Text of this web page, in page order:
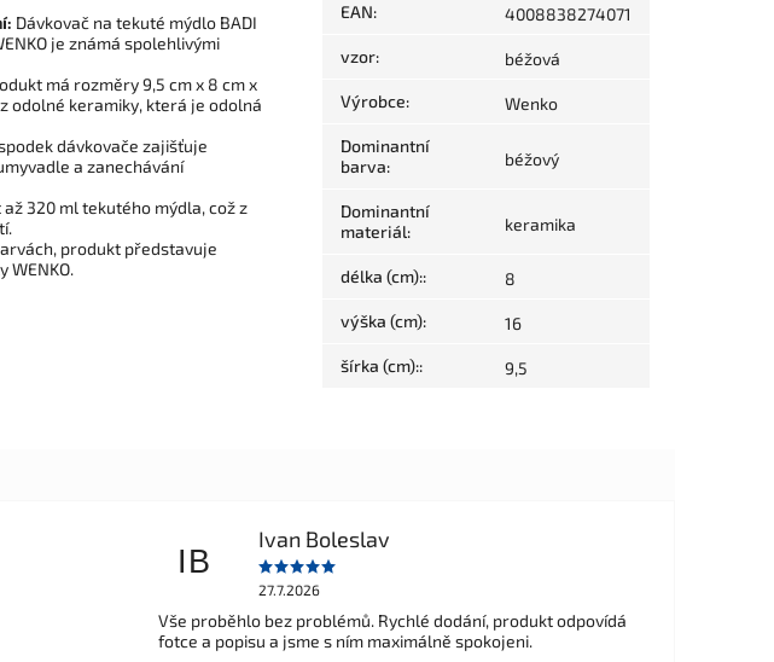
Dávkovač na tekuté mýdlo BADI
je známá spolehlivými
má rozměry 9,5 cm x 8 cm x
odolné keramiky, která je odolná
dávkovače zajišťuje
a zanechávání
320 ml tekutého mýdla, což z
produkt představuje
WENKO.
EAN: 4008838274071
vzor: béžová
Výrobce: Wenko
Dominantní
barva: béžový
Dominantní
materiál: keramika
délka (cm):: 8
výška (cm): 16
šírka (cm):: 9,5
IB
Ivan Boleslav
27.7.2026
Vše proběhlo bez problémů. Rychlé dodání, produkt odpovídá
fotce a popisu a jsme s ním maximálně spokojeni.